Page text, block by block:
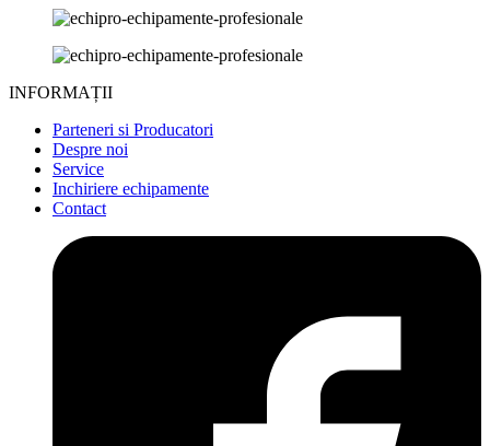
INFORMAȚII
Parteneri si Producatori
Despre noi
Service
Inchiriere echipamente
Contact